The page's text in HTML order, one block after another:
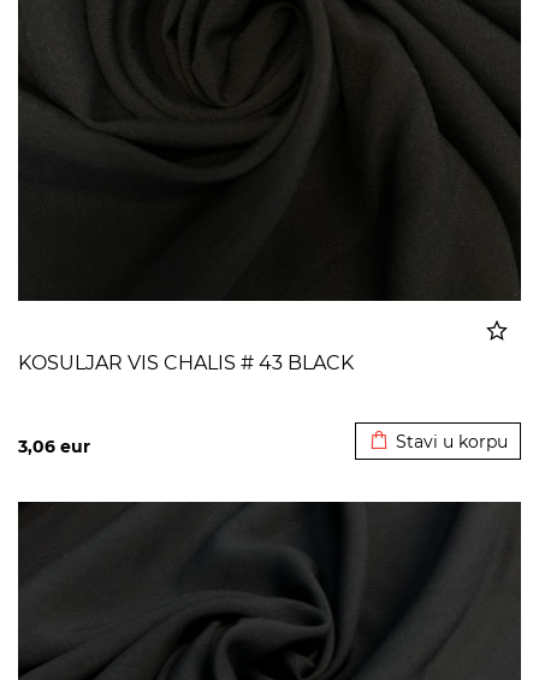
KOSULJAR VIS CHALIS # 43 BLACK
3,06 eur Stavi u korpu